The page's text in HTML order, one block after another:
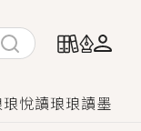
琅悅讀琅琅讀墨